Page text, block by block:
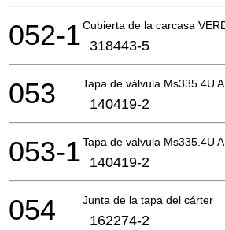
Cubierta de la carcasa
052-1 318443-5
Tapa de válvula Ms335.4U A
053 140419-2
Tapa de válvula Ms335.4U A
053-1 140419-2
Junta de la tapa del cárter
054 162274-2